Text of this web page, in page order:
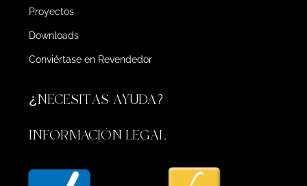
Proyectos
Downloads
Conviértase en Revendedor
¿NECESITAS AYUDA?
INFORMACIÓN LEGAL